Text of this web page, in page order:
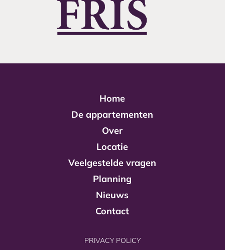
Home
De appartementen
Over
Locatie
Veelgestelde vragen
Planning
Nieuws
Contact
PRIVACY POLICY